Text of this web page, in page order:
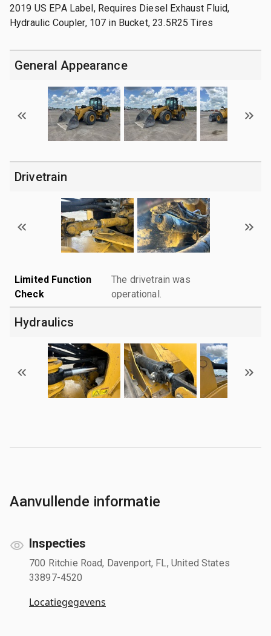
2019 US EPA Label, Requires Diesel Exhaust Fluid,
Hydraulic Coupler, 107 in Bucket, 23.5R25 Tires
General Appearance
Drivetrain
Limited Function
Check
The drivetrain was
operational.
Hydraulics
Aanvullende informatie
Inspecties
700 Ritchie Road, Davenport, FL, United States
33897-4520
Locatiegegevens